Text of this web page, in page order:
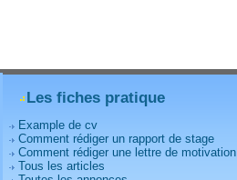
Les fiches pratique
Example de cv
Comment rédiger un rapport de stage
Comment rédiger une lettre de motivation
Tous les articles